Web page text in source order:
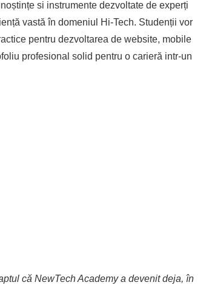
si instrumente dezvoltate de experți
vastă în domeniul Hi-Tech. Studenții vor
pentru dezvoltarea de website, mobile
profesional solid pentru o carieră intr-un
că NewTech Academy a devenit deja, în